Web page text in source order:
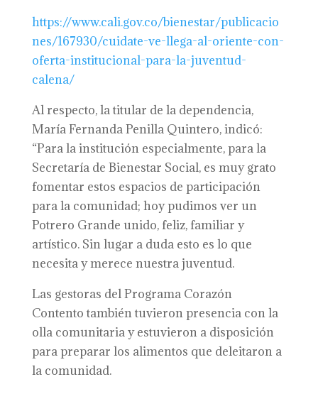
https://www.cali.gov.co/bienestar/publicacio
nes/167930/cuidate-ve-llega-al-oriente-con-
oferta-institucional-para-la-juventud-
calena/
Al respecto, la titular de la dependencia,
María Fernanda Penilla Quintero, indicó:
“Para la institución especialmente, para la
Secretaría de Bienestar Social, es muy grato
fomentar estos espacios de participación
para la comunidad; hoy pudimos ver un
Potrero Grande unido, feliz, familiar y
artístico. Sin lugar a duda esto es lo que
necesita y merece nuestra juventud.
Las gestoras del Programa Corazón
Contento también tuvieron presencia con la
olla comunitaria y estuvieron a disposición
para preparar los alimentos que deleitaron a
la comunidad.